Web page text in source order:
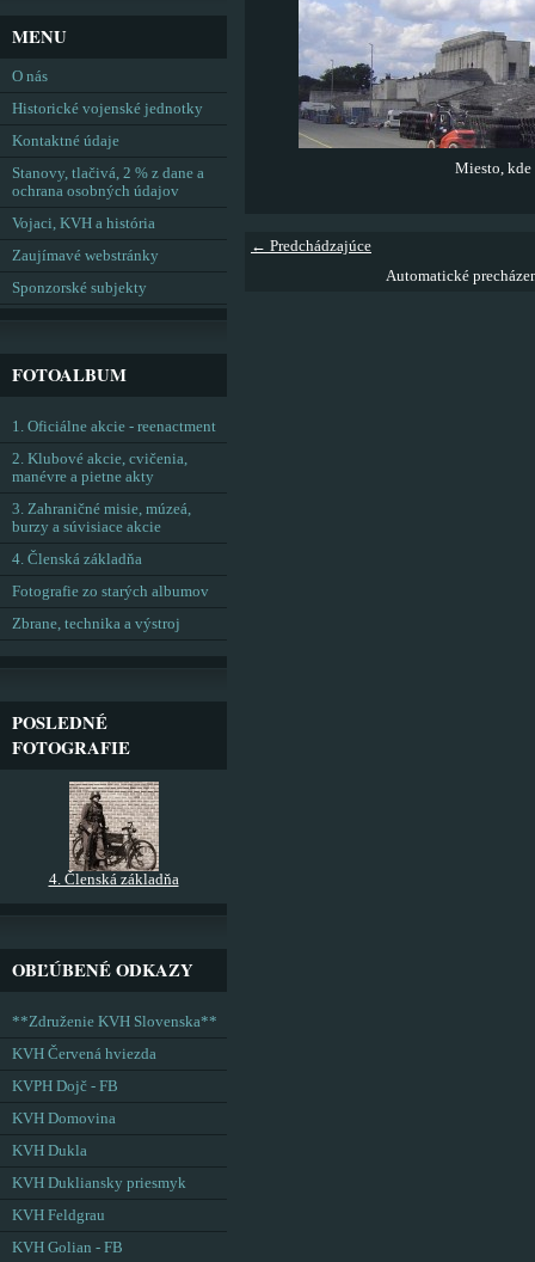
Miesto, kde
← Predchádzajúce
Automatické
MENU
O nás
Historické vojenské jednotky
Kontaktné údaje
Stanovy, tlačivá, 2 % z dane a
ochrana osobných údajov
Vojaci, KVH a história
Zaujímavé webstránky
Sponzorské subjekty
FOTOALBUM
1. Oficiálne akcie - reenactment
2. Klubové akcie, cvičenia,
manévre a pietne akty
3. Zahraničné misie, múzeá,
burzy a súvisiace akcie
4. Členská základňa
Fotografie zo starých albumov
Zbrane, technika a výstroj
POSLEDNÉ
FOTOGRAFIE
4. Členská základňa
OBĽÚBENÉ ODKAZY
**Združenie KVH Slovenska**
KVH Červená hviezda
KVPH Dojč - FB
KVH Domovina
KVH Dukla
KVH Dukliansky priesmyk
KVH Feldgrau
KVH Golian - FB